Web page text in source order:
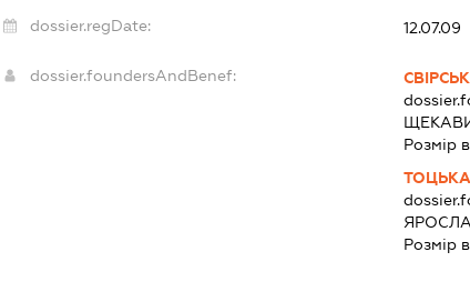
dossier.regDate: 12.07.09
dossier.foundersAndBenef:
Розмір
Розмір